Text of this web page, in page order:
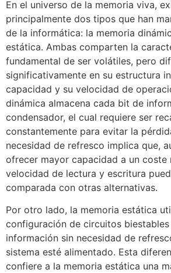
En el universo de la memoria viva,
principalmente dos tipos que han
de la informática: la memoria
estática. Ambas comparten la
fundamental de ser volátiles, pero
significativamente en su estructura
capacidad y su velocidad de
dinámica almacena cada bit de
condensador, el cual requiere ser
constantemente para evitar la
necesidad de refresco implica que,
ofrecer mayor capacidad a un coste
velocidad de lectura y escritura
comparada con otras alternativas.
Por otro lado, la memoria estática
configuración de circuitos biestables
información sin necesidad de
sistema esté alimentado. Esta
confiere a la memoria estática una